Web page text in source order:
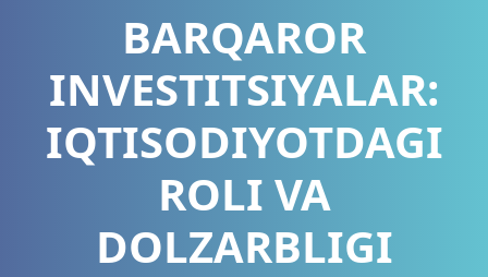
BARQAROR
INVESTITSIYALAR:
IQTISODIYOTDAGI
ROLI VA
DOLZARBLIGI